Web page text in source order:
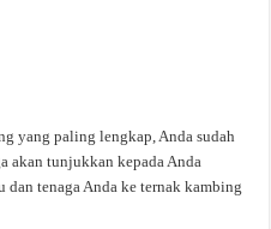
yang paling lengkap, Anda sudah
akan tunjukkan kepada Anda
dan tenaga Anda ke ternak kambing